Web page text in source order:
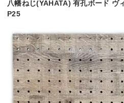
八幡ねじ(YAHATA) 有孔ボード ヴ
P25